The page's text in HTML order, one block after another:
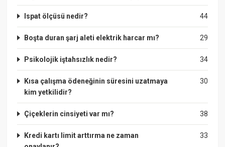
44
Ispat ölçüsü nedir?
29
Boşta duran şarj aleti elektrik harcar mı?
34
Psikolojik iştahsızlık nedir?
30
Kısa çalışma ödeneğinin süresini uzatmaya
kim yetkilidir?
38
Çiçeklerin cinsiyeti var mı?
33
Kredi kartı limit arttırma ne zaman